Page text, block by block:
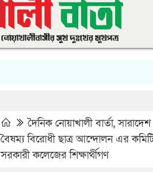
দৈনিক নোয়াখালী বার্তা,সারাদেশ
বৈষম্য বিরোধী ছাত্র আন্দোলন এর
সরকারী কলেজের শিক্ষার্থীগণ